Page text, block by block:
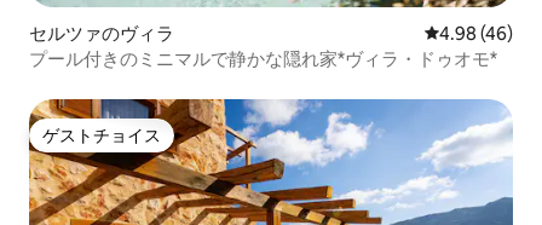
セルツァのヴィラ レビュー46
4.98 (46)
プール付きのミニマルで静かな隠れ家*ヴィラ・ドゥオモ*
ゲストチョイス
ゲストチョイス